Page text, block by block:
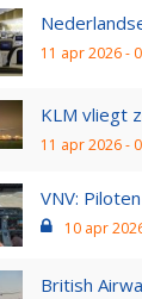
11 apr 2026 -
KLM vliegt
11 apr 2026 -
VNV:
10 apr
British